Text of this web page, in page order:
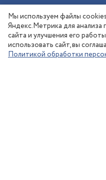
Новосибирск:
Мы используем файлы
Яндекс.Метрика для
сайта и улучшения его
использовать сайт, вы
Политикой обработки